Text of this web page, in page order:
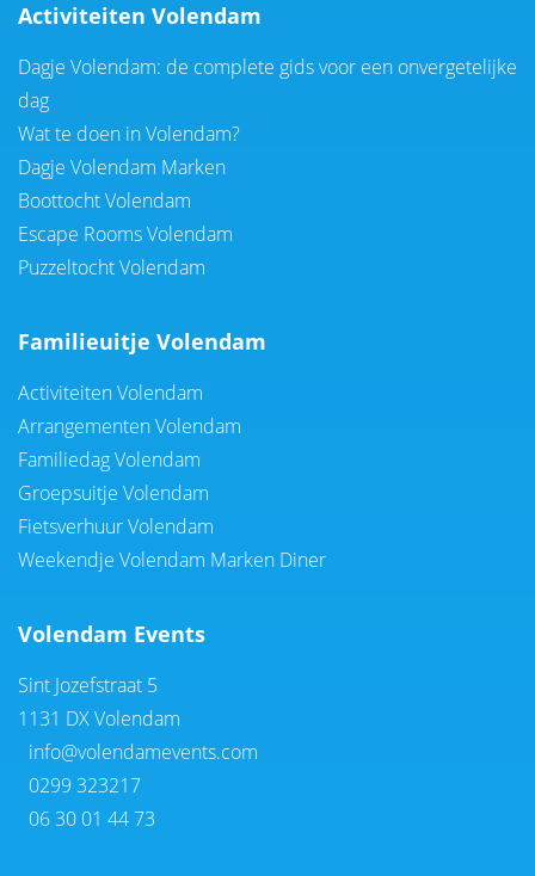
Activiteiten Volendam
Dagje Volendam: de complete gids voor een onvergetelijke
dag
Wat te doen in Volendam?
Dagje Volendam Marken
Boottocht Volendam
Escape Rooms Volendam
Puzzeltocht Volendam
Familieuitje Volendam
Activiteiten Volendam
Arrangementen Volendam
Familiedag Volendam
Groepsuitje Volendam
Fietsverhuur Volendam
Weekendje Volendam Marken Diner
Volendam Events
Sint Jozefstraat 5
1131 DX Volendam
info@volendamevents.com
0299 323217
06 30 01 44 73